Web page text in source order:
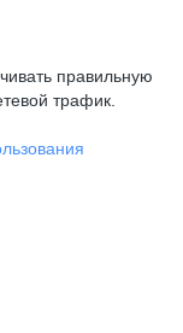
правильную
трафик.